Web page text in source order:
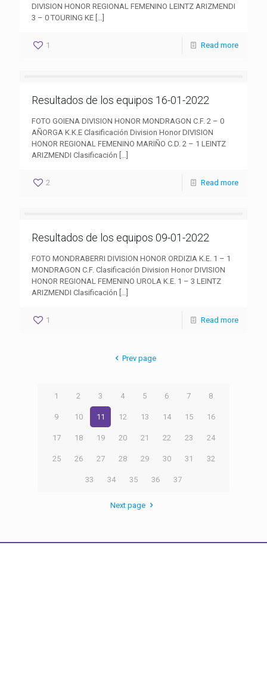
DIVISION HONOR REGIONAL FEMENINO LEINTZ ARIZMENDI
3 – 0 TOURING KE […]
1 Read more
Resultados de los equipos 16-01-2022
FOTO GOIENA DIVISION HONOR MONDRAGON C.F. 2 – 0
AÑORGA K.K.E Clasificación Division Honor DIVISION
HONOR REGIONAL FEMENINO MARIÑO C.D. 2 – 1 LEINTZ
ARIZMENDI Clasificación […]
2 Read more
Resultados de los equipos 09-01-2022
FOTO MONDRABERRI DIVISION HONOR ORDIZIA K.E. 1 – 1
MONDRAGON C.F. Clasificación Division Honor DIVISION
HONOR REGIONAL FEMENINO UROLA K.E. 1 – 3 LEINTZ
ARIZMENDI Clasificación […]
1 Read more
Prev page
1 2 3 4 5 6 7 8
9 10 11 12 13 14 15 16
17 18 19 20 21 22 23 24
25 26 27 28 29 30 31 32
33 34 35 36 37
Next page